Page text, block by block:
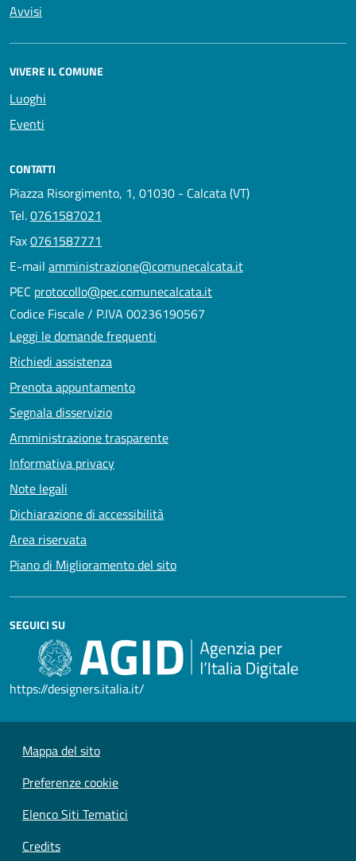
Avvisi
VIVERE IL COMUNE
Luoghi
Eventi
CONTATTI
Piazza Risorgimento, 1, 01030 - Calcata (VT)
Tel.0761587021
Fax0761587771
E-mail amministrazione@comunecalcata.it
PEC protocollo@pec.comunecalcata.it
Codice Fiscale / P.IVA 00236190567
Leggi le domande frequenti
Richiedi assistenza
Prenota appuntamento
Segnala disservizio
Amministrazione trasparente
Informativa privacy
Note legali
Dichiarazione di accessibilità
Area riservata
Piano di Miglioramento del sito
SEGUICI SU
https://designers.italia.it/
Mappa del sito
Preferenze cookie
Elenco Siti Tematici
Credits